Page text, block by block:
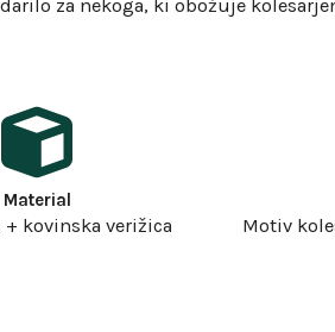
za nekoga, ki obožuje
Material
+ kovinska verižica
Motiv